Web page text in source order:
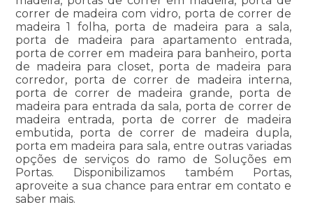
correr de madeira com vidro, porta de correr de
madeira 1 folha, porta de madeira para a sala,
porta de madeira para apartamento entrada,
porta de correr em madeira para banheiro, porta
de madeira para closet, porta de madeira para
corredor, porta de correr de madeira interna,
porta de correr de madeira grande, porta de
madeira para entrada da sala, porta de correr de
madeira entrada, porta de correr de madeira
embutida, porta de correr de madeira dupla,
porta em madeira para sala, entre outras variadas
opções de serviços do ramo de Soluções em
Portas. Disponibilizamos também Portas,
aproveite a sua chance para entrar em contato e
saber mais.